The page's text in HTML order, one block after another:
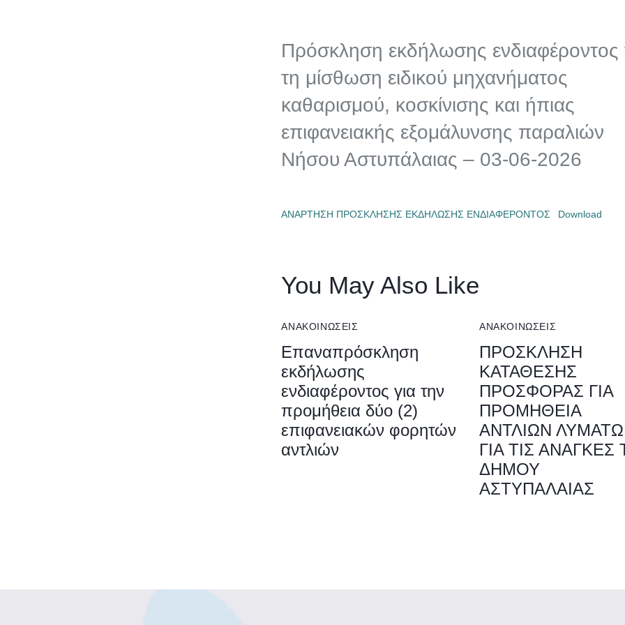
Πρόσκληση εκδήλωσης ενδιαφέροντος
τη μίσθωση ειδικού μηχανήματος
καθαρισμού, κοσκίνισης και ήπιας
επιφανειακής εξομάλυνσης παραλιών
Νήσου Αστυπάλαιας – 03-06-2026
ΑΝΑΡΤΗΣΗ ΠΡΟΣΚΛΗΣΗΣ ΕΚΔΗΛΩΣΗΣ ΕΝΔΙΑΦΕΡΟΝΤΟΣ Download
You May Also Like
ΑΝΑΚΟΙΝΏΣΕΙΣ
Επαναπρόσκληση
εκδήλωσης
ενδιαφέροντος για την
προμήθεια δύο (2)
επιφανειακών φορητών
αντλιών
ΑΝΑΚΟΙΝΏΣΕΙΣ
ΠΡΟΣΚΛΗΣΗ
ΚΑΤΑΘΕΣΗΣ
ΠΡΟΣΦΟΡΑΣ ΓΙΑ
ΠΡΟΜΗΘΕΙΑ
ΑΝΤΛΙΩΝ
ΓΙΑ ΤΙΣ ΑΝΑΓΚΕΣ
ΔΗΜΟΥ
ΑΣΤΥΠΑΛΑΙΑΣ